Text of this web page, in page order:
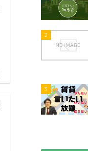
ブログ
ブログ
2
3